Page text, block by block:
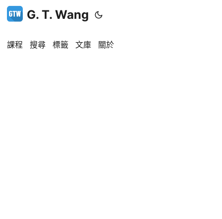
G. T. Wang
課程 搜尋 標籤 文庫 關於